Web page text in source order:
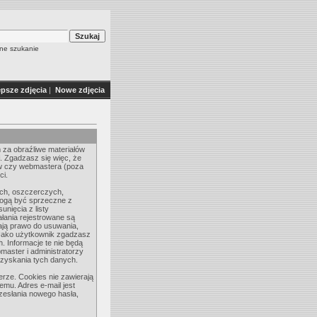
szukanie
zdjęcia | Nowe zdjęcia
obraźliwe materiałów
Zgadzasz się więc, że
czy webmastera (poza
oszczerczych,
być sprzeczne z
z listy
rejestrowane są
prawo do usuwania,
użytkownik zgadzasz
Informacje te nie będą
i administratorzy
tych danych.
Cookies nie zawierają
Adres e-mail jest
nowego hasła,